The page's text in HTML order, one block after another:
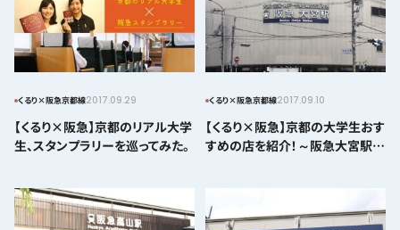
くるり×阪急京都線2017.09.29
【くるり×阪急】京都のリアル大学
生、スタンプラリーを巡ってみた。
くるり×阪急京都線2017.09.10
【くるり×阪急】京都の大学生おす
すめの店を紹介！～阪急大宮駅エ